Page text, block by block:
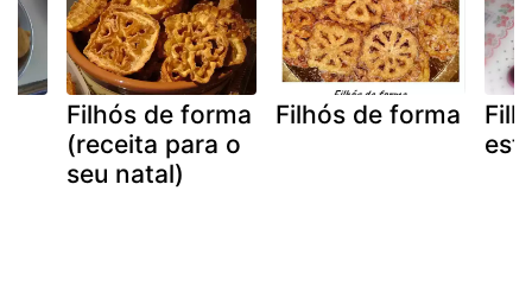
Filhós de forma
(receita para o
seu natal)
Filhós de forma